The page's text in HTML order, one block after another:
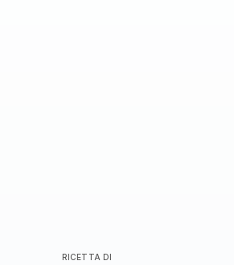
RICETTA DI